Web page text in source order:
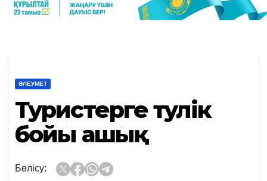
ӘЛЕУМЕТ
Туристерге тәулік
бойы ашық
Бөлісу: